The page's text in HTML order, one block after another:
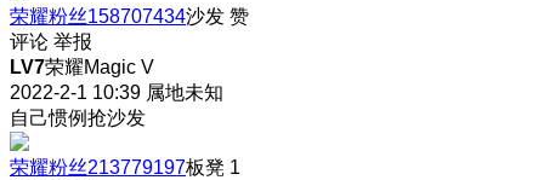
荣耀粉丝158707434沙发 赞
评论 举报
LV7荣耀Magic V
2022-2-1 10:39 属地未知
自己惯例抢沙发
荣耀粉丝213779197板凳 1